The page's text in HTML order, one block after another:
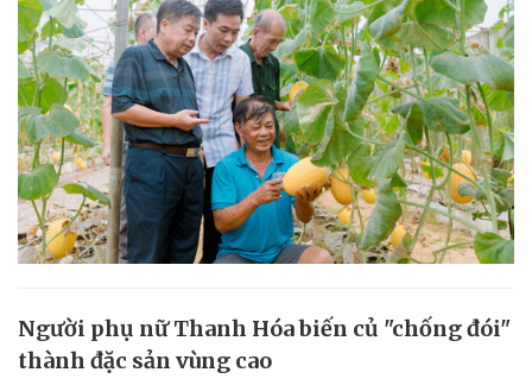
Người phụ nữ Thanh Hóa biến củ "chống đói"
thành đặc sản vùng cao